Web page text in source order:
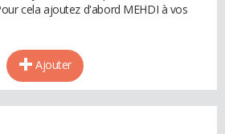
cela ajoutez d'abord MEHDI à vos
Ajouter